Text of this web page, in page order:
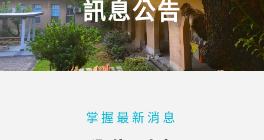
訊息公告
掌握最新消息